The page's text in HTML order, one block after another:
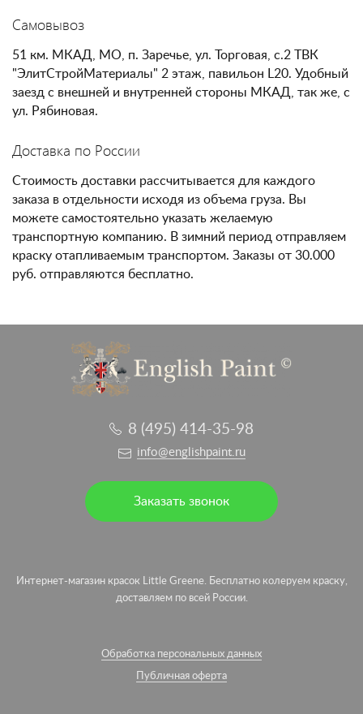
Самовывоз
51 км. МКАД, МО, п. Заречье, ул. Торговая, с.2 ТВК
"ЭлитСтройМатериалы" 2 этаж, павильон L20. Удобный
заезд с внешней и внутренней стороны МКАД, так же, с
ул. Рябиновая.
Доставка по России
Стоимость доставки рассчитывается для каждого
заказа в отдельности исходя из объема груза. Вы
можете самостоятельно указать желаемую
транспортную компанию. В зимний период отправляем
краску отапливаемым транспортом. Заказы от 30.000
руб. отправляются бесплатно.
8 (495) 414-35-98
info@englishpaint.ru
Заказать звонок
Интернет-магазин красок Little Greene. Бесплатно колеруем краску,
доставляем по всей России.
Обработка персональных данных
Публичная оферта